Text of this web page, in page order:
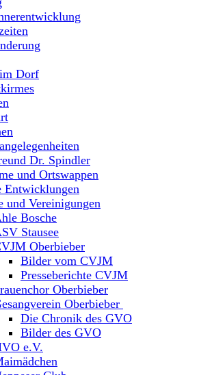
Dorf
Dr. Spindler
und Ortswappen
Entwicklungen
und Vereinigungen
Bosche
Stausee
Oberbieber
Bilder vom CVJM
Presseberichte CVJM
Oberbieber
Oberbieber
Die Chronik des GVO
Bilder des GVO
e.V.